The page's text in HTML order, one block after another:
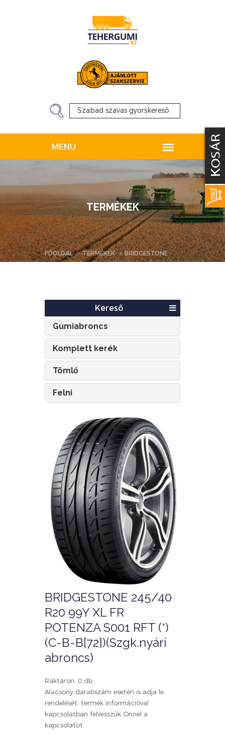
TERMÉKEK
FŐOLDAL TERMÉKEK BRIDGESTONE
Kereső
Gumiabroncs
Komplett kerék
Tömlő
Felni
BRIDGESTONE 245/40
R20 99Y XL FR
POTENZA S001 RFT (*)
(C-B-B[72])(Szgk.nyári
abroncs)
Raktáron: 0 db
Alacsony darabszám esetén is adja le
rendelését, termék információval
kapcsolatban felvesszük Önnel a
kapcsolatot.